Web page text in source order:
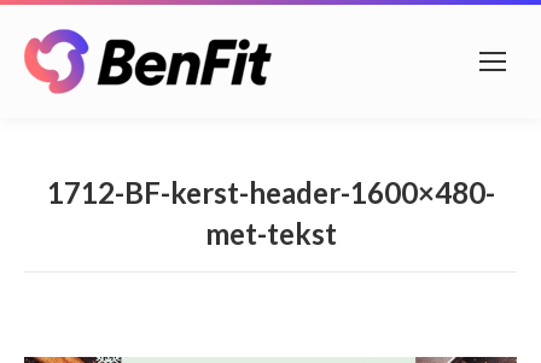
1712-BF-kerst-header-1600×480-
met-tekst